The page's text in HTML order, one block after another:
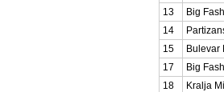
13
Big
14
15
Bulevar
17
Big
18
Kralja